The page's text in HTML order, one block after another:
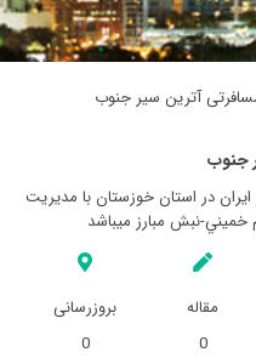
آترين سير جنوب
جنوب
در استان خوزستان با مدیریت
نبش مبارز میباشد
مقاله
0
بروزرسانی
0